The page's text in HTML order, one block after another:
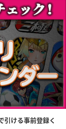
引ける事前登録く